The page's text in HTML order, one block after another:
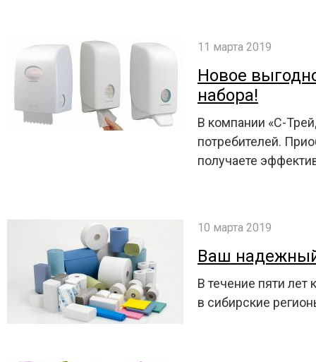
11 марта 2019
Новое
набора!
В компании «С-
потребителей.
получаете
10 марта 2019
Ваш
В течение пяти
в сибирские